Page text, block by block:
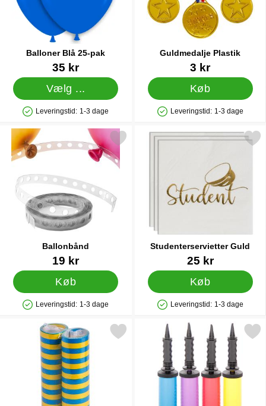
Balloner Blå 25-pak
35 kr
Vælg ...
Produkttilgængelighed: På lager
Leveringstid: 1-3 dage
Guldmedalje Plastik
Varenr 124823 kr
Køb
Produkttilgængelighed: På lager
Leveringstid: 1-3 dage
Ballonbånd
Varenr 2121119 kr
Køb
Produkttilgængelighed: På lager
Leveringstid: 1-3 dage
Markér ballonbånd som favorit
Studenterservietter Guld
Varenr 2784625 kr
Køb
Produkttilgængelighed: På lager
Leveringstid: 1-3 dage
Markér
Markér serpentiner 2-pak Blå/Gule som favorit
Markér